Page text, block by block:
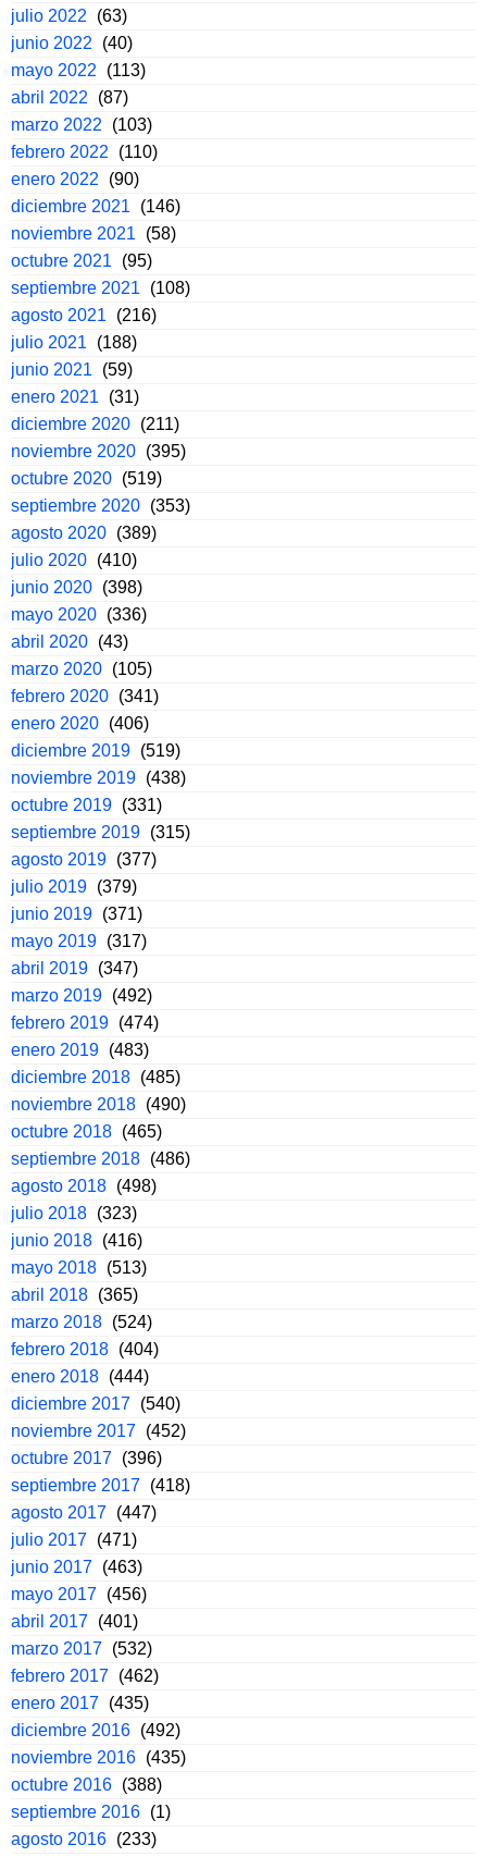
julio 2022
(63)
junio 2022
(40)
mayo 2022
(113)
abril 2022
(87)
marzo 2022
(103)
febrero 2022
(110)
enero 2022
(90)
diciembre 2021
(146)
noviembre 2021
(58)
octubre 2021
(95)
septiembre 2021
(108)
agosto 2021
(216)
julio 2021
(188)
junio 2021
(59)
enero 2021
(31)
diciembre 2020 (211)
noviembre 2020 (395)
octubre 2020 (519)
septiembre 2020 (353)
agosto 2020 (389)
julio 2020 (410)
junio 2020 (398)
mayo 2020 (336)
abril 2020 (43)
marzo 2020 (105)
febrero 2020 (341)
enero 2020 (406)
diciembre 2019 (519)
noviembre 2019 (438)
octubre 2019 (331)
septiembre 2019 (315)
agosto 2019 (377)
julio 2019 (379)
junio 2019 (371)
mayo 2019 (317)
abril 2019 (347)
marzo 2019 (492)
febrero 2019 (474)
enero 2019 (483)
diciembre 2018 (485)
noviembre 2018 (490)
octubre 2018 (465)
septiembre 2018 (486)
agosto 2018 (498)
julio 2018 (323)
junio 2018 (416)
mayo 2018 (513)
abril 2018 (365)
marzo 2018 (524)
febrero 2018 (404)
enero 2018 (444)
diciembre 2017 (540)
noviembre 2017 (452)
octubre 2017 (396)
septiembre 2017 (418)
agosto 2017 (447)
julio 2017 (471)
junio 2017 (463)
mayo 2017 (456)
abril 2017 (401)
marzo 2017 (532)
febrero 2017 (462)
enero 2017 (435)
diciembre 2016 (492)
noviembre 2016 (435)
octubre 2016 (388)
septiembre 2016 (1)
agosto 2016 (233)